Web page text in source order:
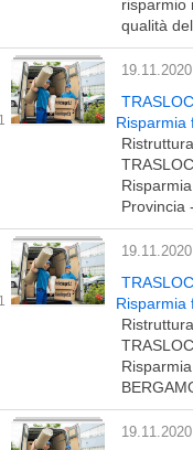
risparmio
qualità
19.11.2020
Risparmia
Provincia
19.11.2020
Risparmia
19.11.2020